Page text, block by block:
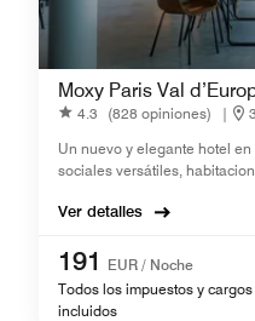
Moxy Paris Val
4.3 (828 opiniones) |
Un nuevo y elegante hotel
sociales versátiles,
Ver detalles
191
EUR / Noche
Todos los impuestos y cargos
incluidos